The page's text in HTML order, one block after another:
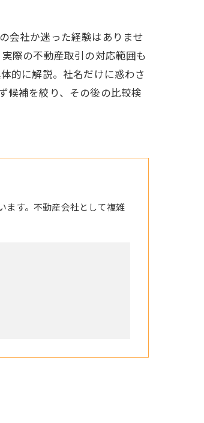
会社か迷った経験はありませ
際の不動産取引の対応範囲も
的に解説。社名だけに惑わさ
候補を絞り、その後の比較検
ます。不動産会社として複雑